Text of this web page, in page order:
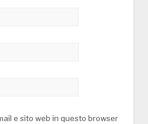
e sito web in questo browser